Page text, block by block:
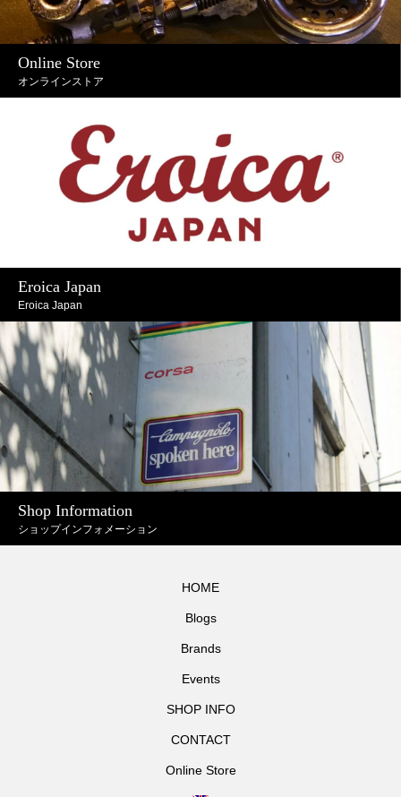
Online Store
オンラインストア
Eroica Japan
Eroica Japan
Shop Information
ショップインフォメーション
HOME
Blogs
Brands
Events
SHOP INFO
CONTACT
Online Store